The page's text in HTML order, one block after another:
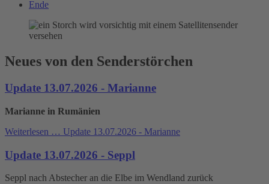
Ende
Neues von den Senderstörchen
Update 13.07.2026 - Marianne
Marianne in Rumänien
Weiterlesen … Update 13.07.2026 - Marianne
Update 13.07.2026 - Seppl
Seppl nach Abstecher an die Elbe im Wendland zurück